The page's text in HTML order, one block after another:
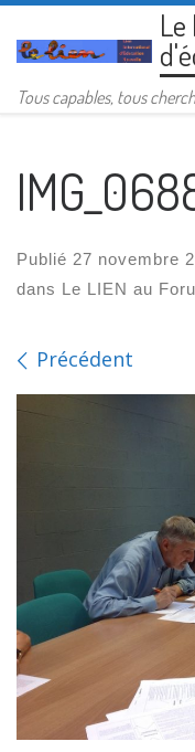
Passer au
Tous capables, tous
Publié 27 novembre
dans Le LIEN au
Navigation
Précédent